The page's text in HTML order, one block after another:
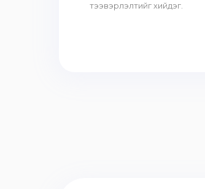
тээвэрлэлтийг хийдэг.